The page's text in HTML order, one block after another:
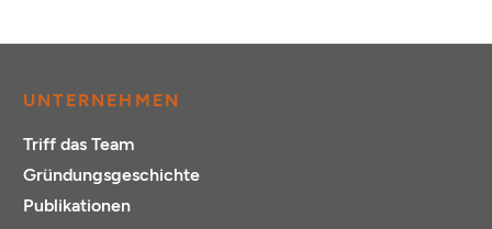
UNTERNEHMEN
Triff das Team
Gründungsgeschichte
Publikationen